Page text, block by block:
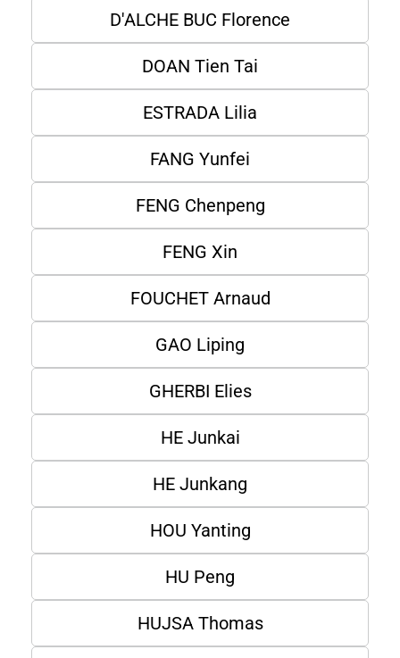
D'ALCHE BUC Florence
DOAN Tien Tai
ESTRADA Lilia
FANG Yunfei
FENG Chenpeng
FENG Xin
FOUCHET Arnaud
GAO Liping
GHERBI Elies
HE Junkai
HE Junkang
HOU Yanting
HU Peng
HUJSA Thomas